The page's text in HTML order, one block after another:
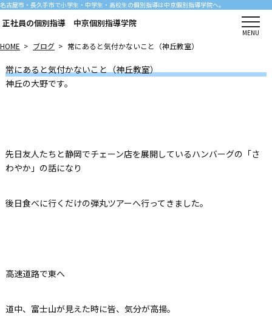
名古屋市・長久手市で小学生・中学生・高校生の個別指導は中京個別指導学院へ。
正社員の個別指導 中京個別指導学院
MENU
HOME > ブログ > 常にあると気付かないこと（神丘教室）
常にあると気付かないこと（神丘教室）
神丘の大野です。
先日友人たちと静岡でチェーン店を展開しているハンバーグの「さ
わやか」の話になり
後日食べに行くだけの弾丸ツアーへ行ってきました。
高速道路で東へ
道中、富士山が見えた時に皆、気分が高揚。